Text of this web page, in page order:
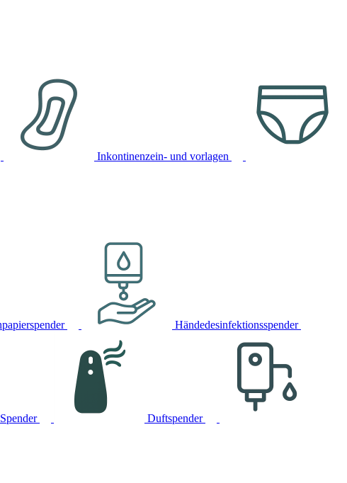
Inkontinenzein- und vorlagen
Händedesinfektionsspender
Duftspender